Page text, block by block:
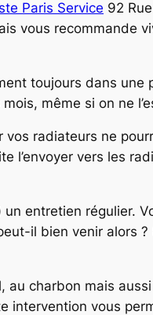
Paris Service 92
vous recommande
toujours dans
même si on ne
radiateurs ne
l’envoyer vers les
entretien régulier.
il bien venir alors
au charbon mais
intervention vous